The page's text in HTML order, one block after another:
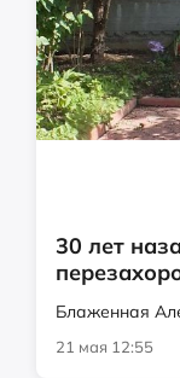
30 лет
Блаженная
21 мая 12:55